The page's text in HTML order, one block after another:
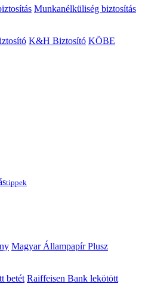
Munkanélküliség biztosítás
K&H Biztosító KÖBE
tippek
Magyar Állampapír Plusz
betét Raiffeisen Bank lekötött